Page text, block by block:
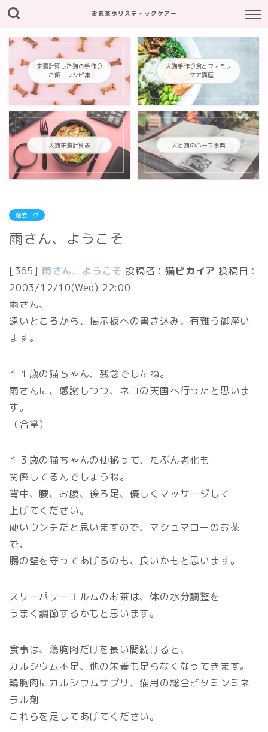
お気楽ホリスティックケアー
栄養計算した猫の手作り
ご飯・レシピ集
犬猫手作り食とファミリ
ーケア講座
犬猫栄養計算表 犬と猫のハーブ事典
過去ログ
雨さん、ようこそ
[365] 雨さん、ようこそ 投稿者：猫ピカイア 投稿日：
2003/12/10(Wed) 22:00
雨さん、
遠いところから、掲示板への書き込み、有難う御座い
ます。
１１歳の猫ちゃん、残念でしたね。
雨さんに、感謝しつつ、ネコの天国へ行ったと思いま
す。
（合掌）
１３歳の猫ちゃんの便秘って、たぶん老化も
関係してるんでしょうね。
背中、腰、お腹、後ろ足、優しくマッサージして
上げてください。
硬いウンチだと思いますので、マシュマローのお茶
で、
腸の壁を守ってあげるのも、良いかもと思います。
スリーパリーエルムのお茶は、体の水分調整を
うまく調節するかもと思います。
食事は、鶏胸肉だけを長い間続けると、
カルシウム不足、他の栄養も足らなくなってきます。
鶏胸肉にカルシウムサプリ、猫用の総合ビタミンミネ
ラル剤
これらを足してあげてください。